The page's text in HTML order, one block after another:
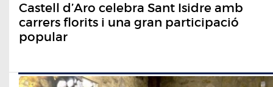
Castell d’Aro celebra Sant Isidre amb
carrers florits i una gran participació
popular